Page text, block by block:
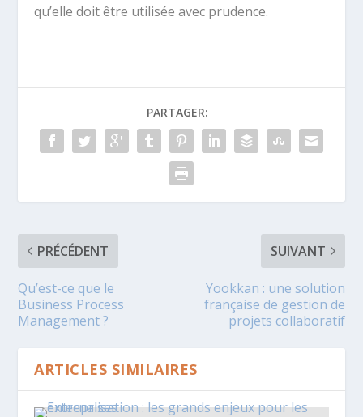
qu’elle doit être utilisée avec prudence.
PARTAGER:
PRÉCÉDENT
Qu’est-ce que le
Business Process
Management ?
SUIVANT
Yookkan : une solution
française de gestion de
projets collaboratif
ARTICLES SIMILAIRES